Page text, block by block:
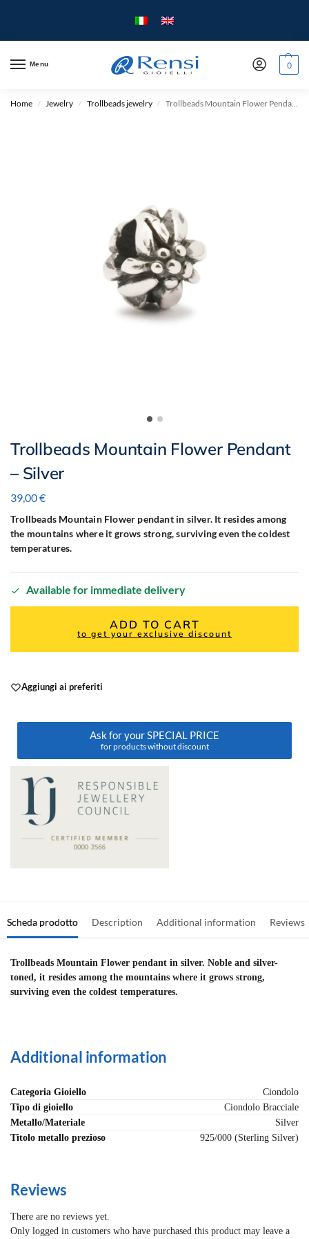
Menu 0
Home / Jewelry / Trollbeads jewelry / Trollbeads Mountain Flower Pendant – Silver
Trollbeads Mountain Flower Pendant
– Silver
39,00€
Trollbeads Mountain Flower pendant in silver. It resides among
the mountains where it grows strong, surviving even the coldest
temperatures.
Available for immediate delivery
ADD TO CART
to get your exclusive discount
Aggiungi ai preferiti
Ask for your SPECIAL PRICE
for products without discount
Scheda prodotto Description Additional information Reviews
Trollbeads Mountain Flower pendant in silver. Noble and silver-
toned, it resides among the mountains where it grows strong,
surviving even the coldest temperatures.
Additional information
Categoria Gioiello
Ciondolo
Tipo di gioiello
Ciondolo Bracciale
Metallo/Materiale
Silver
Titolo metallo prezioso
925/000 (Sterling Silver)
Reviews
There are no reviews yet.
Only logged in customers who have purchased this product may leave a